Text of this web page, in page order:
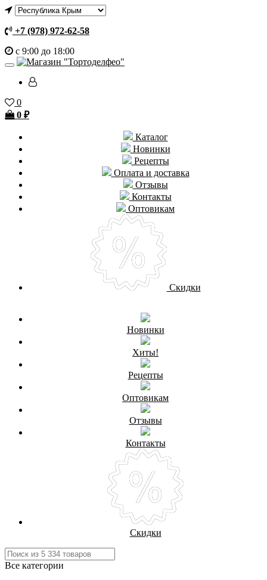
+7 (978) 972-62-58
с 9:00 до 18:00
0
0 ₽
Каталог
Новинки
Рецепты
Оплата и доставка
Отзывы
Контакты
Оптовикам
Скидки
Новинки
Хиты!
Рецепты
Оптовикам
Отзывы
Контакты
Скидки
Все категории